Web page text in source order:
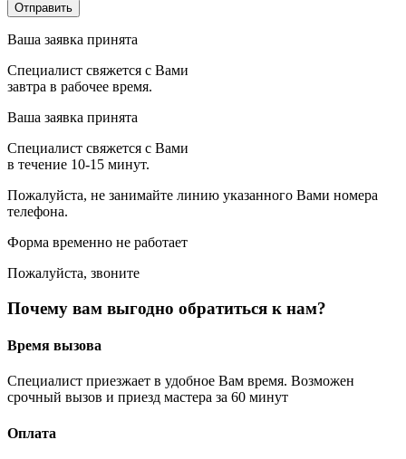
Отправить
Ваша заявка принята
Специалист свяжется с Вами
завтра в рабочее время.
Ваша заявка принята
Специалист свяжется с Вами
в течение 10-15 минут.
Пожалуйста, не занимайте линию указанного Вами номера
телефона.
Форма временно не работает
Пожалуйста, звоните
Почему вам выгодно обратиться к нам?
Время вызова
Специалист приезжает в удобное Вам время. Возможен
срочный вызов и приезд мастера за 60 минут
Оплата